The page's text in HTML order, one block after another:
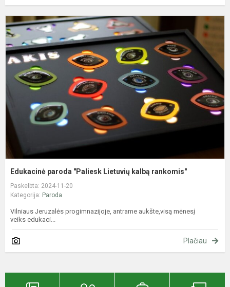
Edukacinė paroda "Paliesk Lietuvių kalbą rankomis"
Paskelbta: 2024-11-20
Kategorija: Paroda
Vilniaus Jeruzalės progimnazijoje, antrame aukšte,visą mėnesį
veiks edukaci...
Plačiau